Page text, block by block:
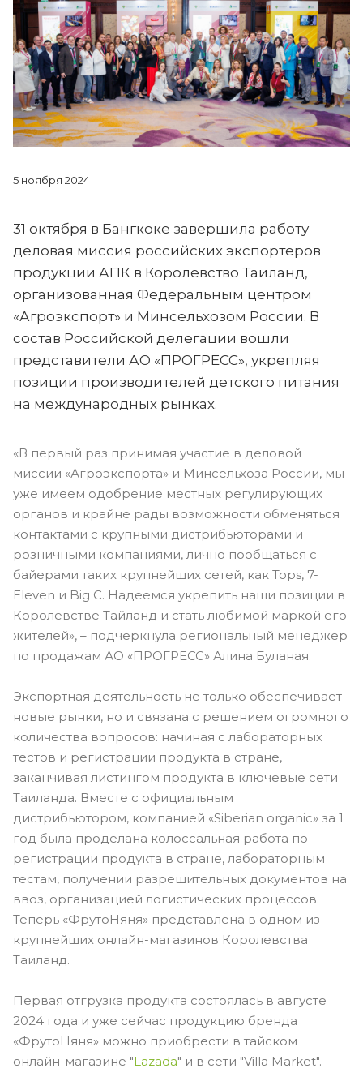
5 ноября 2024
31 октября в Бангкоке завершила работу
деловая миссия российских экспортеров
продукции АПК в Королевство Таиланд,
организованная Федеральным центром
«Агроэкспорт» и Минсельхозом России. В
состав Российской делегации вошли
представители АО «ПРОГРЕСС», укрепляя
позиции производителей детского питания
на международных рынках.
«В первый раз принимая участие в деловой
миссии «Агроэкспорта» и Минсельхоза России, мы
уже имеем одобрение местных регулирующих
органов и крайне рады возможности обменяться
контактами с крупными дистрибьюторами и
розничными компаниями, лично пообщаться с
байерами таких крупнейших сетей, как Tops, 7-
Eleven и Big C. Надеемся укрепить наши позиции в
Королевстве Тайланд и стать любимой маркой его
жителей», – подчеркнула региональный менеджер
по продажам АО «ПРОГРЕСС» Алина Буланая.
Экспортная деятельность не только обеспечивает
новые рынки, но и связана с решением огромного
количества вопросов: начиная с лабораторных
тестов и регистрации продукта в стране,
заканчивая листингом продукта в ключевые сети
Таиланда. Вместе с официальным
дистрибьютором, компанией «Siberian organic» за 1
год была проделана колоссальная работа по
регистрации продукта в стране, лабораторным
тестам, получении разрешительных документов на
ввоз, организацией логистических процессов.
Теперь «ФрутоНяня» представлена в одном из
крупнейших онлайн-магазинов Королевства
Таиланд.
Первая отгрузка продукта состоялась в августе
2024 года и уже сейчас продукцию бренда
«ФрутоНяня» можно приобрести в тайском
онлайн-магазине "Lazada" и в сети "Villa Market".